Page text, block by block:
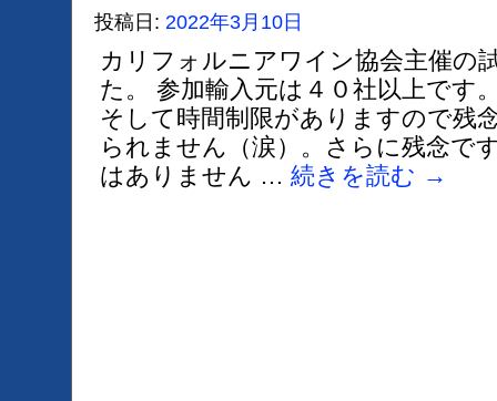
投稿日: 2022年3月10日
カリフォルニアワイン協会主催の
た。 参加輸入元は４０社以上です
そして時間制限がありますので残
られません（涙）。さらに残念で
はありません … 続きを読む →